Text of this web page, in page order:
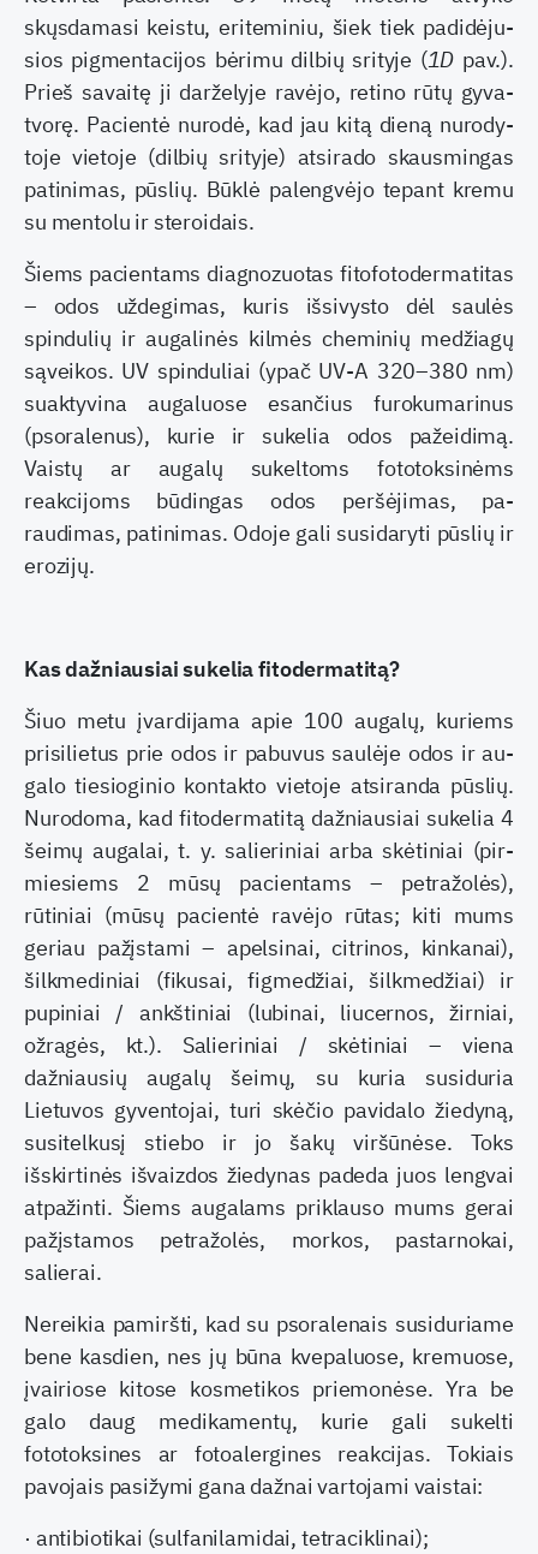
skųsdamasi keistu, eriteminiu, šiek tiek padidėju­
sios pigmentacijos bėrimu dilbių srityje (1D pav.).
Prieš savaitę ji darželyje ravėjo, retino rūtų gyva­
tvorę. Pacientė nurodė, kad jau kitą dieną nurody­
toje vietoje (dilbių srityje) atsirado skausmingas
patinimas, pūslių. Būklė palengvėjo tepant kremu
su mentolu ir steroidais.
Šiems pacientams diagnozuotas fitofotoder­matitas
– odos uždegimas, kuris išsivysto dėl saulės
spindulių ir augalinės kilmės cheminių medžiagų
sąveikos. UV spinduliai (ypač UV-A 320–380 nm)
suaktyvina augaluose esančius fu­rokumarinus
(psoralenus), kurie ir sukelia odos pažeidimą.
Vaistų ar augalų sukeltoms fototoksi­nėms
reakcijoms būdingas odos peršėjimas, pa­
raudimas, patinimas. Odoje gali susidaryti pūs­lių ir
erozijų.
Kas dažniausiai sukelia fitodermatitą?
Šiuo metu įvardijama apie 100 augalų, kuriems
prisilietus prie odos ir pabuvus saulėje odos ir au­
galo tiesioginio kontakto vietoje atsiranda pūslių.
Nurodoma, kad fitodermatitą dažniausiai sukelia 4
šeimų augalai, t. y. salieriniai arba skėtiniai (pir­
miesiems 2 mūsų pacientams – petražolės),
rūtiniai (mūsų pacientė ravėjo rūtas; kiti mums
geriau pa­žįstami – apelsinai, citrinos, kinkanai),
šilkme­diniai (fikusai, figmedžiai, šilkmedžiai) ir
pupi­niai / ankštiniai (lubinai, liucernos, žirniai,
ožra­gės, kt.). Salieriniai / skėtiniai – viena
dažniausių augalų šeimų, su kuria susiduria
Lietuvos gyven­tojai, turi skėčio pavidalo žiedyną,
susitelkusį stie­bo ir jo šakų viršūnėse. Toks
išskirtinės išvaizdos žiedynas padeda juos lengvai
atpažinti. Šiems au­galams priklauso mums gerai
pažįstamos petražo­lės, morkos, pastarnokai,
salierai.
Nereikia pamiršti, kad su psoralenais susidu­riame
bene kasdien, nes jų būna kvepaluose, kre­muose,
įvairiose kitose kosmetikos priemonėse. Yra be
galo daug medikamentų, kurie gali sukel­ti
fototoksines ar fotoalergines reakcijas. Tokiais
pavojais pasižymi gana dažnai vartojami vaistai:
· antibiotikai (sulfanilamidai, tetraciklinai);